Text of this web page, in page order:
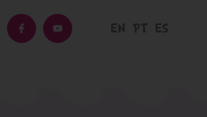
EN PT ES